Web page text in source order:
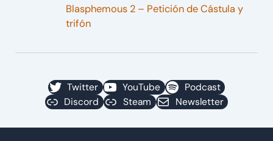
Blasphemous 2 – Petición de Cástula y
trifón
Twitter YouTube
Podcast
Discord
Steam Newsletter